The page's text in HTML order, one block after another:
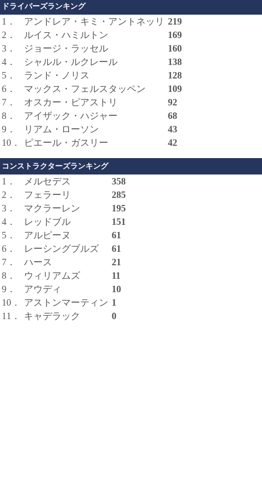
ドライバーズランキング
1． アンドレア・キミ・アントネッリ 219
2．
ルイス・ハミルトン
169
3．
ジョージ・ラッセル
160
4．
シャルル・ルクレール
138
5．
ランド・ノリス
128
6．
マックス・フェルスタッペン
109
7．
オスカー・ピアストリ
92
8．
アイザック・ハジャー
68
9．
リアム・ローソン
43
10．
ピエール・ガスリー 42
コンストラクターズランキング
1． メルセデス
358
2．
フェラーリ
285
3．
マクラーレン
195
4．
レッドブル
151
5．
アルピーヌ
61
6．
レーシングブルズ
61
7．
ハース
21
8．
ウィリアムズ
11
9．
アウディ
10
10．
アストンマーティン 1
11．
キャデラック 0